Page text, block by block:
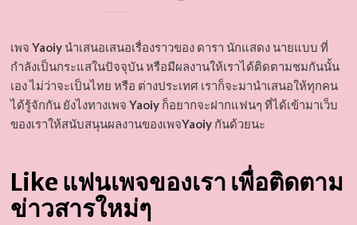
เพจ Yaoiyนำเสนอเสนอเรื่องราวของ ดารา นักแสดง นายแบบ ที่
กำลังเป็นกระแสในปัจจุบัน หรือมีผลงานให้เราได้ติดตามชมกันนั้น
เอง ไม่ว่าจะเป็นไทย หรือ ต่างประเทศ เราก็จะมานำเสนอให้ทุกคน
ได้รู้จักกัน ยังไงทางเพจ Yaoiyก็อยากจะฝากแฟนๆ ที่ได้เข้ามาเว็บ
ของเราให้สนับสนุนผลงานของเพจYaoiyกันด้วยนะ
Like แฟนเพจของเรา เพื่อติดตาม
ข่าวสารใหม่ๆ